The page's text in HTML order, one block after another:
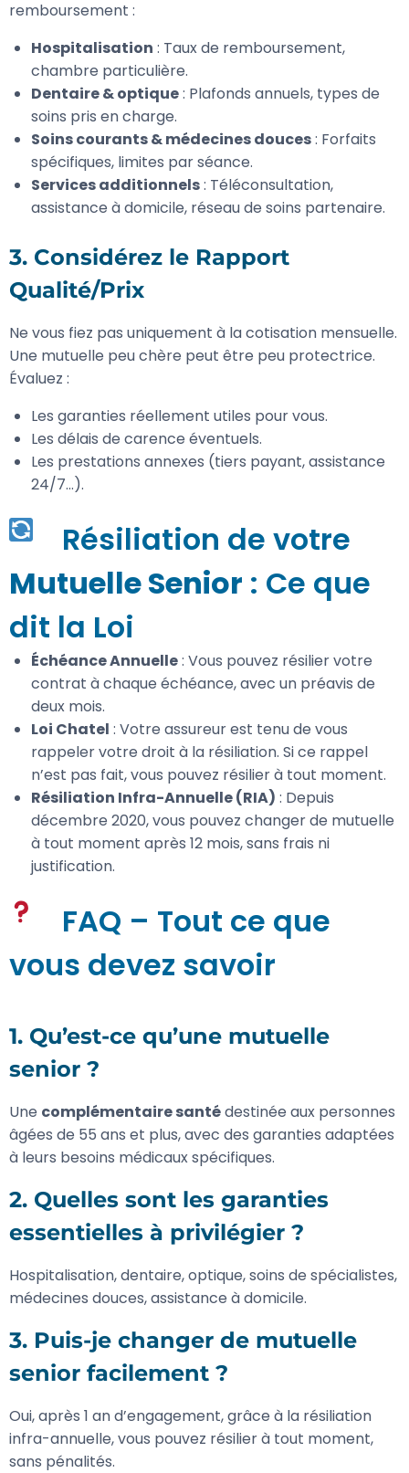
remboursement :
Hospitalisation : Taux de remboursement,
chambre particulière.
Dentaire & optique: Plafonds annuels, types de
soins pris en charge.
Soins courants & médecines douces: Forfaits
spécifiques, limites par séance.
Services additionnels: Téléconsultation,
assistance à domicile, réseau de soins partenaire.
3. Considérez le Rapport
Qualité/Prix
Ne vous fiez pas uniquement à la cotisation mensuelle.
Une mutuelle peu chère peut être peu protectrice.
Évaluez :
Les garanties réellement utiles pour vous.
Les délais de carence éventuels.
Les prestations annexes (tiers payant, assistance
24/7…).
Résiliation de votre
Mutuelle Senior : Ce que
dit la Loi
Échéance Annuelle: Vous pouvez résilier votre
contrat à chaque échéance, avec un préavis de
deux mois.
Loi Chatel : Votre assureur est tenu de vous
rappeler votre droit à la résiliation. Si ce rappel
n’est pas fait, vous pouvez résilier à tout moment.
Résiliation Infra-Annuelle (RIA) : Depuis
décembre 2020, vous pouvez changer de mutuelle
à tout moment après 12 mois, sans frais ni
justification.
FAQ – Tout ce que
vous devez savoir
1. Qu’est-ce qu’une mutuelle
senior ?
Une complémentaire santédestinée aux personnes
âgées de 55 ans et plus, avec des garanties adaptées
à leurs besoins médicaux spécifiques.
2. Quelles sont les garanties
essentielles à privilégier ?
Hospitalisation, dentaire, optique, soins de spécialistes,
médecines douces, assistance à domicile.
3. Puis-je changer de mutuelle
senior facilement ?
Oui, après 1 an d’engagement, grâce à la résiliation
infra-annuelle, vous pouvez résilier à tout moment,
sans pénalités.